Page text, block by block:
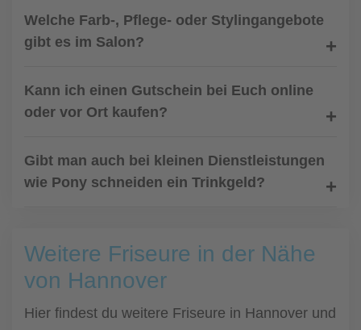
Welche Farb-, Pflege- oder Stylingangebote
gibt es im Salon?
Kann ich einen Gutschein bei Euch online
oder vor Ort kaufen?
Gibt man auch bei kleinen Dienstleistungen
wie Pony schneiden ein Trinkgeld?
Weitere Friseure in der Nähe
von Hannover
Hier findest du weitere Friseure in Hannover und